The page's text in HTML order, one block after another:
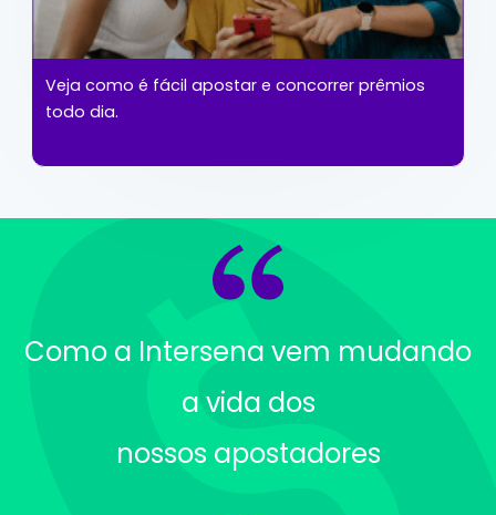
Veja como é fácil apostar e concorrer prêmios
todo dia.
Como a Intersena vem mudando
a vida dos
nossos apostadores